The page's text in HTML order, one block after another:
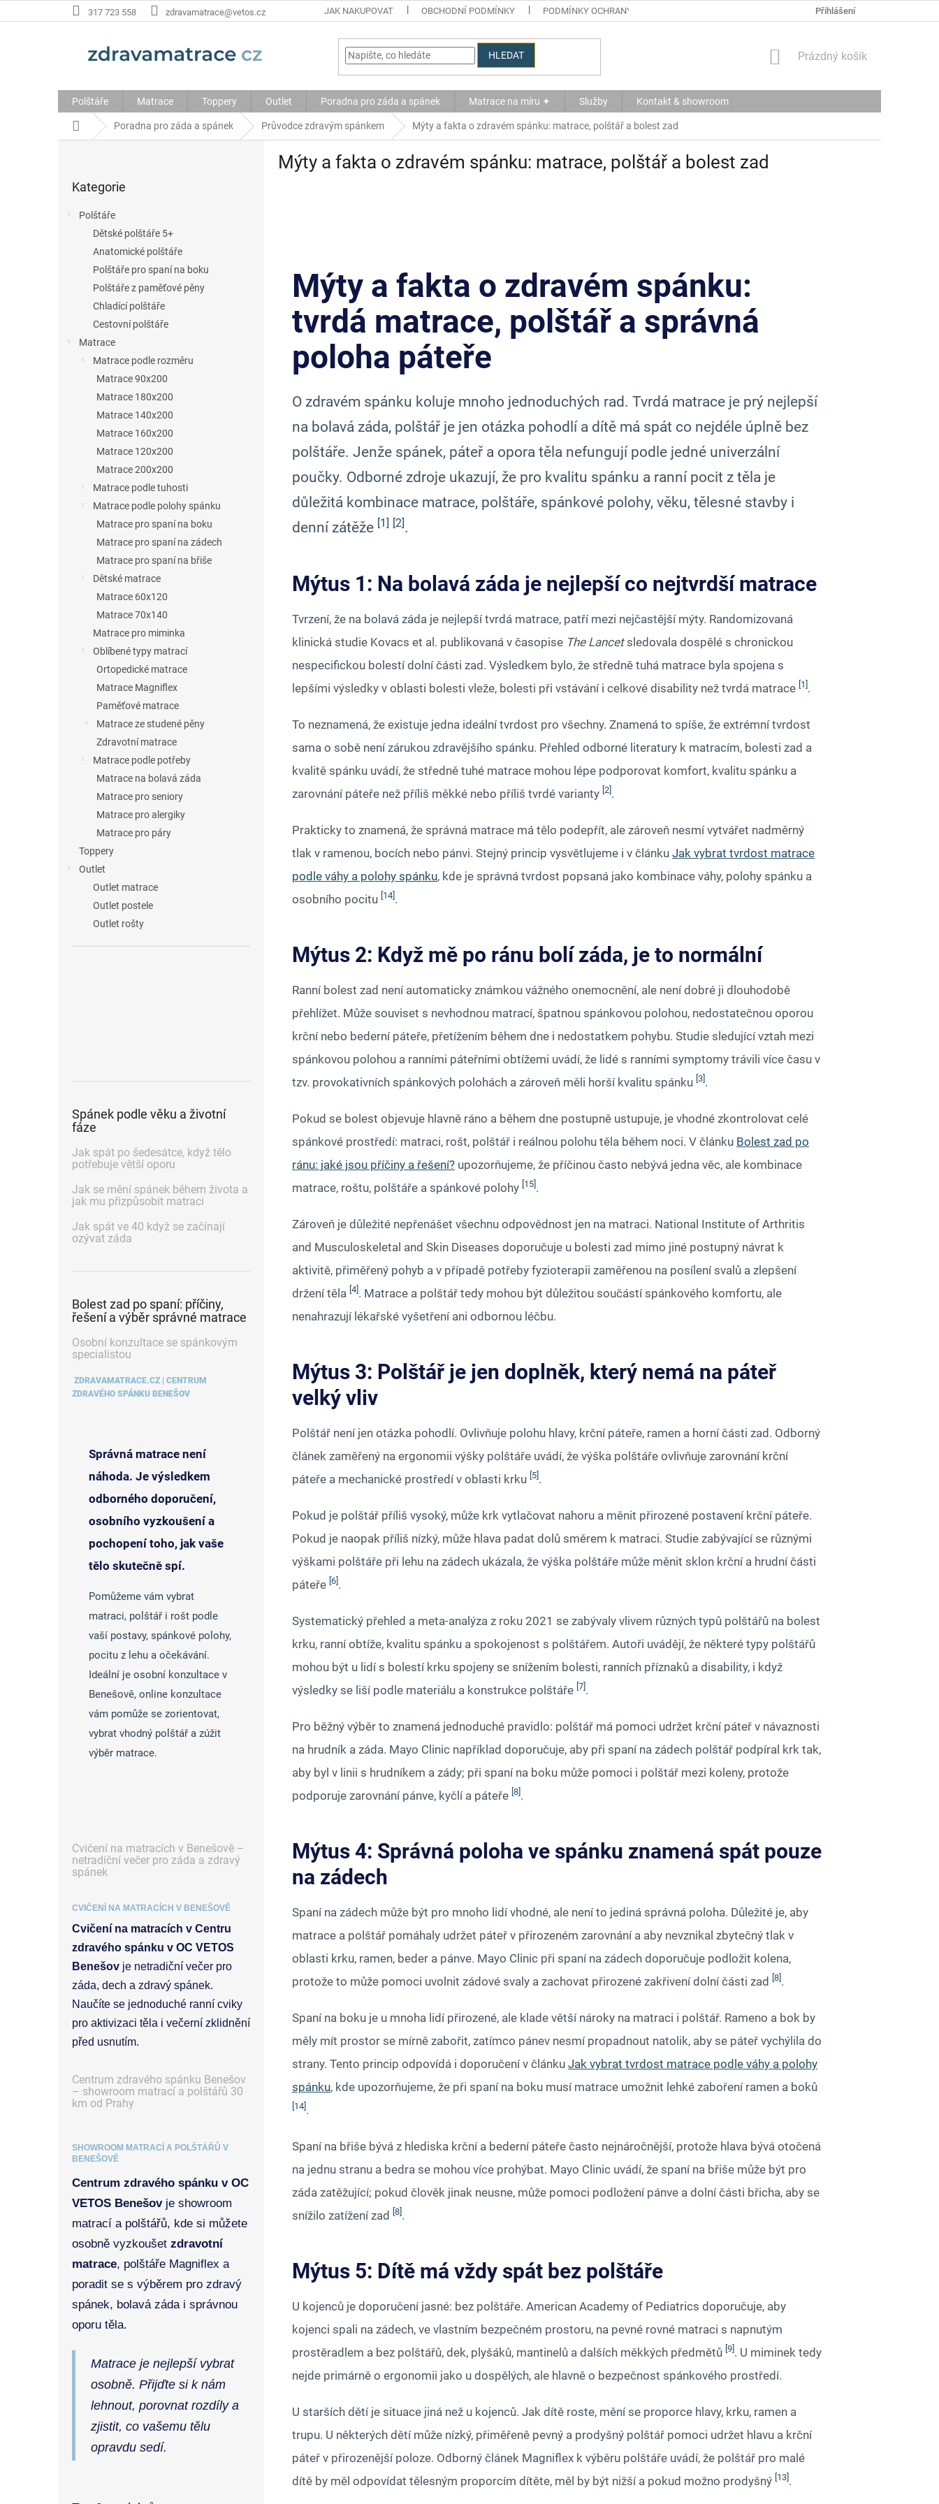
na
317 723 558 zdravamatrace@vetos.cz JAK NAKUPOVAT OBCHODNÍ PODMÍNKY PODMÍNKY OCHRANY OSOBNÍCH ÚDAJŮ Přihlášení
HLEDAT
NÁKUPNÍ
Prázdný košík
Polštáře Matrace Toppery Outlet Poradna pro záda a spánek Matrace na míru ✦ Služby Kontakt & showroom
Domů Poradna pro záda a spánek Průvodce zdravým spánkem Mýty a fakta o zdravém spánku: matrace, polštář a bolest zad
kategorie
Kategorie
Polštáře
Dětské polštáře 5+
Anatomické polštáře
Polštáře pro spaní na boku
Polštáře z paměťové pěny
Chladící polštáře
Cestovní polštáře
Matrace
Matrace podle rozměru
Matrace 90x200
Matrace 180x200
Matrace 140x200
Matrace 160x200
Matrace 120x200
Matrace 200x200
Matrace podle tuhosti
Matrace podle polohy spánku
Matrace pro spaní na boku
Matrace pro spaní na zádech
Matrace pro spaní na břiše
Dětské matrace
Matrace 60x120
Matrace 70x140
Matrace pro miminka
Oblíbené typy matrací
Ortopedické matrace
Matrace Magniflex
Paměťové matrace
Matrace ze studené pěny
Zdravotní matrace
Matrace podle potřeby
Matrace na bolavá záda
Matrace pro seniory
Matrace pro alergiky
Matrace pro páry
Toppery
Outlet
Outlet matrace
Outlet postele
Outlet rošty
Spánek podle věku a životní
fáze
Jak spát po šedesátce, když tělo
potřebuje větší oporu
Jak se mění spánek během života a
jak mu přizpůsobit matraci
Jak spát ve 40 když se začínají
ozývat záda
Bolest zad po spaní: příčiny,
řešení a výběr správné matrace
Osobní konzultace se spánkovým
specialistou
ZDRAVAMATRACE.CZ | CENTRUM
ZDRAVÉHO SPÁNKU BENEŠOV
Správná matrace není
náhoda. Je výsledkem
odborného doporučení,
osobního vyzkoušení a
pochopení toho, jak vaše
tělo skutečně spí.
Pomůžeme vám vybrat
matraci, polštář i rošt podle
vaší postavy, spánkové polohy,
pocitu z lehu a očekávání.
Ideální je osobní konzultace v
Benešově, online konzultace
vám pomůže se zorientovat,
vybrat vhodný polštář a zúžit
výběr matrace.
Cvičení na matracích v Benešově –
netradiční večer pro záda a zdravý
spánek
CVIČENÍ NA MATRACÍCH V BENEŠOVĚ
Cvičení na matracích v Centru
zdravého spánku v OC VETOS
Benešov je netradiční večer pro
záda, dech a zdravý spánek.
Naučíte se jednoduché ranní cviky
pro aktivizaci těla i večerní zklidnění
před usnutím.
Centrum zdravého spánku Benešov
– showroom matrací a polštářů 30
km od Prahy
SHOWROOM MATRACÍ A POLŠTÁŘŮ V
BENEŠOVĚ
Centrum zdravého spánku v OC
VETOS Benešovje showroom
matrací a polštářů, kde si můžete
osobně vyzkoušet zdravotní
matrace, polštáře Magniflex a
poradit se s výběrem pro zdravý
spánek, bolavá záda i správnou
oporu těla.
Matrace je nejlepší vybrat
osobně. Přijďte si k nám
lehnout, porovnat rozdíly a
zjistit, co vašemu tělu
opravdu sedí.
Mýty a fakta o zdravém spánku: matrace, polštář a bolest zad
Mýty a fakta o zdravém spánku:
tvrdá matrace, polštář a správná
poloha páteře
O zdravém spánku koluje mnoho jednoduchých rad. Tvrdá matrace je prý nejlepší
na bolavá záda, polštář je jen otázka pohodlí a dítě má spát co nejdéle úplně bez
polštáře. Jenže spánek, páteř a opora těla nefungují podle jedné univerzální
poučky. Odborné zdroje ukazují, že pro kvalitu spánku a ranní pocit z těla je
důležitá kombinace matrace, polštáře, spánkové polohy, věku, tělesné stavby i
denní zátěže [1] [2].
Mýtus 1: Na bolavá záda je nejlepší co nejtvrdší matrace
Tvrzení, že na bolavá záda je nejlepší tvrdá matrace, patří mezi nejčastější mýty. Randomizovaná
klinická studie Kovacs et al. publikovaná v časopise The Lancetsledovala dospělé s chronickou
nespecifickou bolestí dolní části zad. Výsledkem bylo, že středně tuhá matrace byla spojena s
lepšími výsledky v oblasti bolesti vleže, bolesti při vstávání i celkové disability než tvrdá matrace [1] .
To neznamená, že existuje jedna ideální tvrdost pro všechny. Znamená to spíše, že extrémní tvrdost
sama o sobě není zárukou zdravějšího spánku. Přehled odborné literatury k matracím, bolesti zad a
kvalitě spánku uvádí, že středně tuhé matrace mohou lépe podporovat komfort, kvalitu spánku a
zarovnání páteře než příliš měkké nebo příliš tvrdé varianty [2] .
Prakticky to znamená, že správná matrace má tělo podepřít, ale zároveň nesmí vytvářet nadměrný
tlak v ramenou, bocích nebo pánvi. Stejný princip vysvětlujeme i v článku Jak vybrat tvrdost matrace
podle váhy a polohy spánku, kde je správná tvrdost popsaná jako kombinace váhy, polohy spánku a
osobního pocitu [14] .
Mýtus 2: Když mě po ránu bolí záda, je to normální
Ranní bolest zad není automaticky známkou vážného onemocnění, ale není dobré ji dlouhodobě
přehlížet. Může souviset s nevhodnou matrací, špatnou spánkovou polohou, nedostatečnou oporou
krční nebo bederní páteře, přetížením během dne i nedostatkem pohybu. Studie sledující vztah mezi
spánkovou polohou a ranními páteřními obtížemi uvádí, že lidé s ranními symptomy trávili více času v
tzv. provokativních spánkových polohách a zároveň měli horší kvalitu spánku [3] .
Pokud se bolest objevuje hlavně ráno a během dne postupně ustupuje, je vhodné zkontrolovat celé
spánkové prostředí: matraci, rošt, polštář i reálnou polohu těla během noci. V článku Bolest zad po
ránu: jaké jsou příčiny a řešení? upozorňujeme, že příčinou často nebývá jedna věc, ale kombinace
matrace, roštu, polštáře a spánkové polohy [15] .
Zároveň je důležité nepřenášet všechnu odpovědnost jen na matraci. National Institute of Arthritis
and Musculoskeletal and Skin Diseases doporučuje u bolesti zad mimo jiné postupný návrat k
aktivitě, přiměřený pohyb a v případě potřeby fyzioterapii zaměřenou na posílení svalů a zlepšení
držení těla [4] . Matrace a polštář tedy mohou být důležitou součástí spánkového komfortu, ale
nenahrazují lékařské vyšetření ani odbornou léčbu.
Mýtus 3: Polštář je jen doplněk, který nemá na páteř
velký vliv
Polštář není jen otázka pohodlí. Ovlivňuje polohu hlavy, krční páteře, ramen a horní části zad. Odborný
článek zaměřený na ergonomii výšky polštáře uvádí, že výška polštáře ovlivňuje zarovnání krční
páteře a mechanické prostředí v oblasti krku [5] .
Pokud je polštář příliš vysoký, může krk vytlačovat nahoru a měnit přirozené postavení krční páteře.
Pokud je naopak příliš nízký, může hlava padat dolů směrem k matraci. Studie zabývající se různými
výškami polštáře při lehu na zádech ukázala, že výška polštáře může měnit sklon krční a hrudní části
páteře [6] .
Systematický přehled a meta-analýza z roku 2021 se zabývaly vlivem různých typů polštářů na bolest
krku, ranní obtíže, kvalitu spánku a spokojenost s polštářem. Autoři uvádějí, že některé typy polštářů
mohou být u lidí s bolestí krku spojeny se snížením bolesti, ranních příznaků a disability, i když
výsledky se liší podle materiálu a konstrukce polštáře [7] .
Pro běžný výběr to znamená jednoduché pravidlo: polštář má pomoci udržet krční páteř v návaznosti
na hrudník a záda. Mayo Clinic například doporučuje, aby při spaní na zádech polštář podpíral krk tak,
aby byl v linii s hrudníkem a zády; při spaní na boku může pomoci i polštář mezi koleny, protože
podporuje zarovnání pánve, kyčlí a páteře [8] .
Mýtus 4: Správná poloha ve spánku znamená spát pouze
na zádech
Spaní na zádech může být pro mnoho lidí vhodné, ale není to jediná správná poloha. Důležité je, aby
matrace a polštář pomáhaly udržet páteř v přirozeném zarovnání a aby nevznikal zbytečný tlak v
oblasti krku, ramen, beder a pánve. Mayo Clinic při spaní na zádech doporučuje podložit kolena,
protože to může pomoci uvolnit zádové svaly a zachovat přirozené zakřivení dolní části zad [8] .
Spaní na boku je u mnoha lidí přirozené, ale klade větší nároky na matraci i polštář. Rameno a bok by
měly mít prostor se mírně zabořit, zatímco pánev nesmí propadnout natolik, aby se páteř vychýlila do
strany. Tento princip odpovídá i doporučení v článku Jak vybrat tvrdost matrace podle váhy a polohy
spánku, kde upozorňujeme, že při spaní na boku musí matrace umožnit lehké zaboření ramen a boků
[14] .
Spaní na břiše bývá z hlediska krční a bederní páteře často nejnáročnější, protože hlava bývá otočená
na jednu stranu a bedra se mohou více prohýbat. Mayo Clinic uvádí, že spaní na břiše může být pro
záda zatěžující; pokud člověk jinak neusne, může pomoci podložení pánve a dolní části břicha, aby se
snížilo zatížení zad [8] .
Mýtus 5: Dítě má vždy spát bez polštáře
U kojenců je doporučení jasné: bez polštáře. American Academy of Pediatrics doporučuje, aby
kojenci spali na zádech, ve vlastním bezpečném prostoru, na pevné rovné matraci s napnutým
prostěradlem a bez polštářů, dek, plyšáků, mantinelů a dalších měkkých předmětů [9] . U miminek tedy
nejde primárně o ergonomii jako u dospělých, ale hlavně o bezpečnost spánkového prostředí.
U starších dětí je situace jiná než u kojenců. Jak dítě roste, mění se proporce hlavy, krku, ramen a
trupu. U některých dětí může nízký, přiměřeně pevný a prodyšný polštář pomoci udržet hlavu a krční
páteř v přirozenější poloze. Odborný článek Magniflex k výběru polštáře uvádí, že polštář pro malé
dítě by měl odpovídat tělesným proporcím dítěte, měl by být nižší a pokud možno prodyšný [13] .